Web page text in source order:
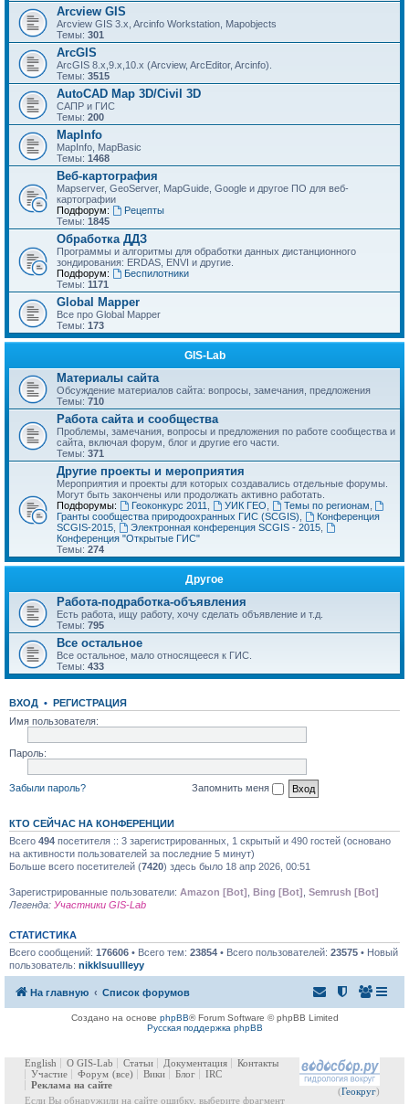
Arcview GIS
Arcview GIS 3.x, Arcinfo Workstation, Mapobjects
Темы: 301
ArcGIS
ArcGIS 8.x,9.x,10.x (Arcview, ArcEditor, Arcinfo).
Темы: 3515
AutoCAD Map 3D/Civil 3D
САПР и ГИС
Темы: 200
MapInfo
MapInfo, MapBasic
Темы: 1468
Веб-картография
Mapserver, GeoServer, MapGuide, Google и другое ПО для веб-
картографии
Подфорум:
Рецепты
Темы: 1845
Обработка ДДЗ
Программы и алгоритмы для обработки данных дистанционного
зондирования: ERDAS, ENVI и другие.
Подфорум:
Беспилотники
Темы: 1171
Global Mapper
Все про Global Mapper
Темы: 173
GIS-Lab
Материалы сайта
Обсуждение материалов сайта: вопросы, замечания, предложения
Темы: 710
Работа сайта и сообщества
Проблемы, замечания, вопросы и предложения по работе сообщества и
сайта, включая форум, блог и другие его части.
Темы: 371
Другие проекты и мероприятия
Мероприятия и проекты для которых создавались отдельные форумы.
Могут быть закончены или продолжать активно работать.
Подфорумы:
Геоконкурс 2011 УИК ГЕО Темы по регионам
Гранты сообщества природоохранных ГИС (SCGIS)
Конференция
SCGIS-2015
Электронная конференция SCGIS - 2015,
Конференция "Открытые ГИС"
Темы: 274
Другое
Работа-подработка-объявления
Есть работа, ищу работу, хочу сделать объявление и т.д.
Темы: 795
Все остальное
Все остальное, мало относящееся к ГИС.
Темы: 433
ВХОД • РЕГИСТРАЦИЯ
Имя пользователя:
Пароль:
Забыли пароль? Запомнить меня
КТО СЕЙЧАС НА КОНФЕРЕНЦИИ
Всего 494 посетителя :: 3 зарегистрированных, 1 скрытый и 490 гостей (основано
на активности пользователей за последние 5 минут)
Больше всего посетителей (7420) здесь было 18 апр 2026, 00:51
Зарегистрированные пользователи: Amazon [Bot] Bing [Bot] Semrush [Bot]
Легенда: Участники GIS-Lab
СТАТИСТИКА
Всего сообщений: 176606 • Всего тем: 23854 • Всего пользователей: 23575 • Новый
пользователь: nikklsuullleyy
На главную Список форумов
Создано на основе phpBB® Forum Software © phpBB Limited
Русская поддержка phpBB
(Геокруг)
English О GIS-Lab Статьи Документация
Контакты
Участие
Форум (все) Вики Блог
IRC
Реклама на сайте
Если Вы обнаружили на сайте ошибку, выберите фрагмент